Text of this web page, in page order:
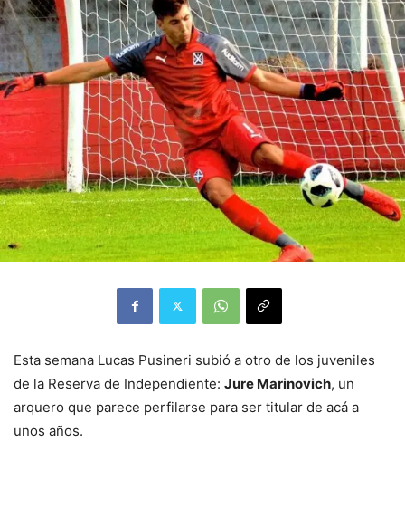
Esta semana Lucas Pusineri subió a otro de los juveniles
de la Reserva de Independiente: Jure Marinovich, un
arquero que parece perfilarse para ser titular de acá a
unos años.